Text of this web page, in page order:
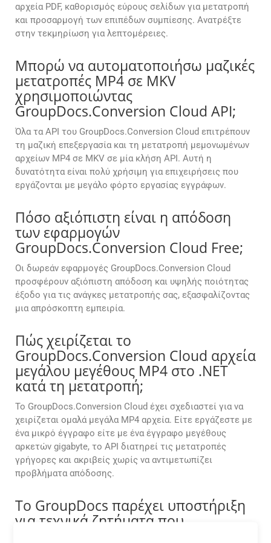
αρχεία PDF, καθορισμός εύρους σελίδων για μετατροπή
και προσαρμογή των επιπέδων συμπίεσης. Ανατρέξτε
στην τεκμηρίωση για λεπτομέρειες.
Μπορώ να αυτοματοποιήσω μαζικές
μετατροπές MP4 σε MKV
χρησιμοποιώντας
GroupDocs.Conversion Cloud API;
Όλα τα API του GroupDocs.Conversion Cloud επιτρέπουν
τη μαζική επεξεργασία και τη μετατροπή μεμονωμένων
αρχείων MP4 σε MKV σε μία κλήση API. Αυτή η
δυνατότητα είναι πολύ χρήσιμη για επιχειρήσεις που
εργάζονται με μεγάλο φόρτο εργασίας εγγράφων.
Πόσο αξιόπιστη είναι η απόδοση
των εφαρμογών
GroupDocs.Conversion Cloud Free;
Οι δωρεάν εφαρμογές GroupDocs.Conversion Cloud
προσφέρουν αξιόπιστη απόδοση και υψηλής ποιότητας
έξοδο για τις ανάγκες μετατροπής σας, εξασφαλίζοντας
μια απρόσκοπτη εμπειρία.
Πώς χειρίζεται το
GroupDocs.Conversion Cloud αρχεία
μεγάλου μεγέθους MP4 στο .NET
κατά τη μετατροπή;
Το GroupDocs.Conversion Cloud έχει σχεδιαστεί για να
χειρίζεται ομαλά μεγάλα MP4 αρχεία. Είτε εργάζεστε με
ένα μικρό έγγραφο είτε με ένα έγγραφο μεγέθους
αρκετών gigabyte, το API διατηρεί τις μετατροπές
γρήγορες και ακριβείς χωρίς να αντιμετωπίζει
προβλήματα απόδοσης.
Το GroupDocs παρέχει υποστήριξη
για τεχνικά ζητήματα που